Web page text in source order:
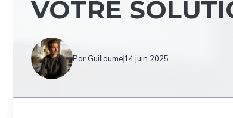
VOTRE
Par Guillaume 14 juin 2025